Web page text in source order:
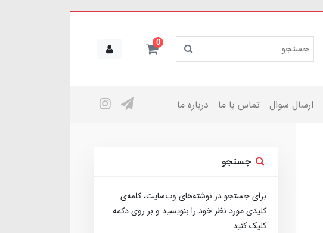
0
ارسال سوال تماس با ما درباره ما
جستجو
برای جستجو در نوشته‌های وب‌سایت، کلمه‌ی
کلیدی مورد نظر خود را بنویسید و بر روی دکمه
کلیک کنید.